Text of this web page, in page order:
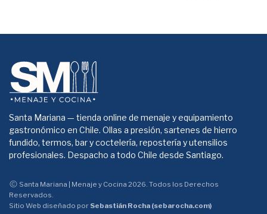
Santa Mariana — tienda online de menaje y equipamiento
gastronómico en Chile. Ollas a presión, sartenes de hierro
fundido, termos, bar y coctelería, repostería y utensilios
profesionales. Despacho a todo Chile desde Santiago.
Santa Mariana | Menaje y Cocina 2026. Todos los Derechos
Reservados.
Sitio Web diseñado por Sebastián Rocha (sebarocha.com)